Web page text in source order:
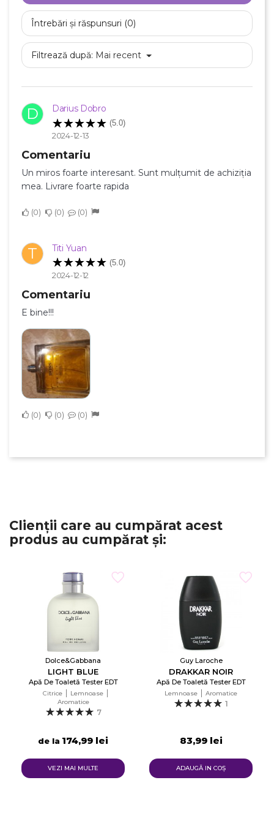
Întrebări și răspunsuri (0)
Filtrează după: Mai recent
D Darius Dobro
(5.0)
2024-12-13
Comentariu
Un miros foarte interesant. Sunt mulțumit de achiziția
mea. Livrare foarte rapida
0 0 0
T Titi Yuan
(5.0)
2024-12-12
Comentariu
E bine!!!
0 0 0
Clienții care au cumpărat acest
produs au cumpărat și:
Dolce&Gabbana
LIGHT BLUE
Apă De Toaletă Tester EDT
Citrice
Lemnoase
Aromatice
7
de la 174,99 lei
VEZI MAI MULTE
Guy Laroche
DRAKKAR NOIR
Apă De Toaletă Tester EDT
Lemnoase Aromatice
1
83,99 lei
ADAUGĂ IN COŞ
Creeaza o lista de dorinte
Numele listei de dorinte
Creeaza o lista de dorinte